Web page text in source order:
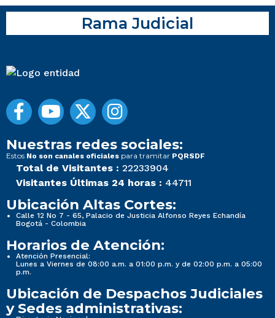
Rama Judicial
Nuestras redes sociales:
Estos No son canales oficiales para tramitar PQRSDF
Total de Visitantes : 22233904
Visitantes Últimas 24 horas : 44711
Ubicación Altas Cortes:
Calle 12 No 7 - 65, Palacio de Justicia Alfonso Reyes Echandía
Bogotá - Colombia
Horarios de Atención:
Atención Presencial:
Lunes a Viernes de 08:00 a.m. a 01:00 p.m. y de 02:00 p.m. a 05:00
p.m.
Ubicación de Despachos Judiciales
y Sedes administrativas: